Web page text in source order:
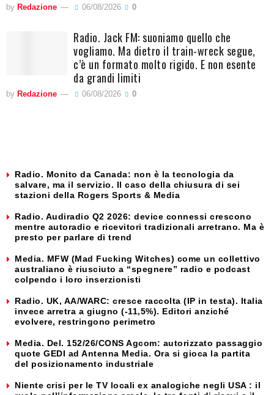
by Redazione 06/08/2026 0
Radio. Jack FM: suoniamo quello che
vogliamo. Ma dietro il train-wreck segue,
c’è un formato molto rigido. E non esente
da grandi limiti
by Redazione 06/08/2026 0
Radio. Monito da Canada: non è la tecnologia da
salvare, ma il servizio. Il caso della chiusura di sei
stazioni della Rogers Sports & Media
Radio. Audiradio Q2 2026: device connessi crescono
mentre autoradio e ricevitori tradizionali arretrano. Ma è
presto per parlare di trend
Media. MFW (Mad Fucking Witches) come un collettivo
australiano è riusciuto a “spegnere” radio e podcast
colpendo i loro inserzionisti
Radio. UK, AA/WARC: cresce raccolta (IP in testa). Italia
invece arretra a giugno (-11,5%). Editori anziché
evolvere, restringono perimetro
Media. Del. 152/26/CONS Agcom: autorizzato passaggio
quote GEDI ad Antenna Media. Ora si gioca la partita
del posizionamento industriale
Niente crisi per le TV locali ex analogiche negli USA : il